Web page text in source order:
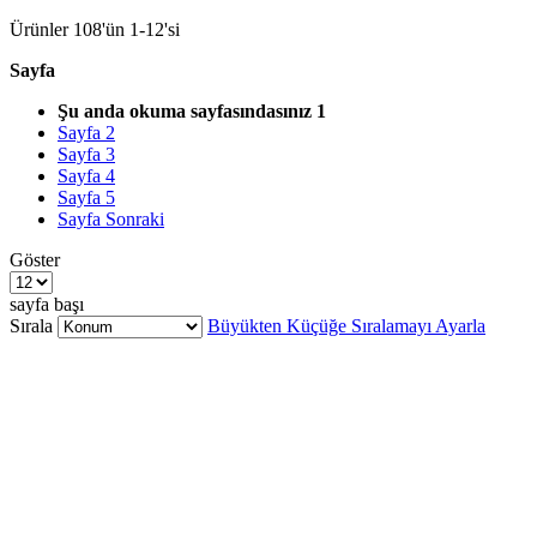
Ürünler 108'ün 1-12'si
Sayfa
Şu anda okuma sayfasındasınız 1
Sayfa 2
Sayfa 3
Sayfa 4
Sayfa 5
Sayfa Sonraki
Göster
sayfa başı
Sırala
Büyükten Küçüğe Sıralamayı Ayarla